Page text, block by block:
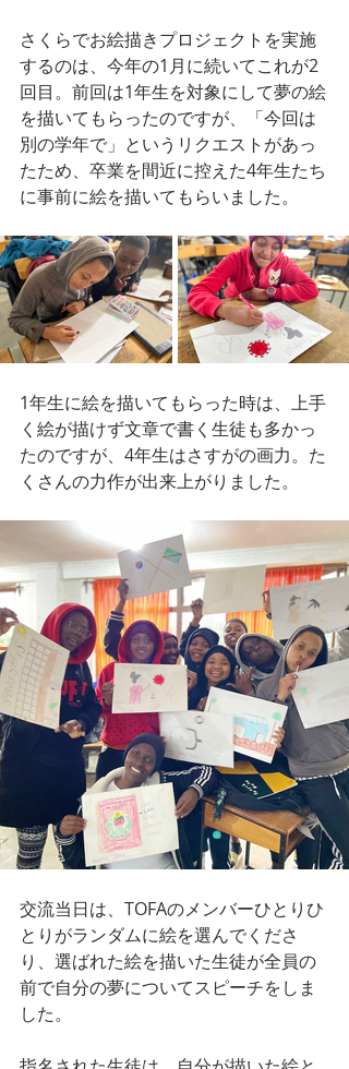
さくらでお絵描きプロジェクトを実施
するのは、今年の1月に続いてこれが2
回目。前回は1年生を対象にして夢の絵
を描いてもらったのですが、「今回は
別の学年で」というリクエストがあっ
たため、卒業を間近に控えた4年生たち
に事前に絵を描いてもらいました。
1年生に絵を描いてもらった時は、上手
く絵が描けず文章で書く生徒も多かっ
たのですが、4年生はさすがの画力。た
くさんの力作が出来上がりました。
交流当日は、TOFAのメンバーひとりひ
とりがランダムに絵を選んでくださ
り、選ばれた絵を描いた生徒が全員の
前で自分の夢についてスピーチをしま
した。